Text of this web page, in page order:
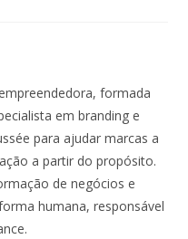
formada
em branding e
para ajudar marcas a
a partir do propósito.
de negócios e
humana, responsável